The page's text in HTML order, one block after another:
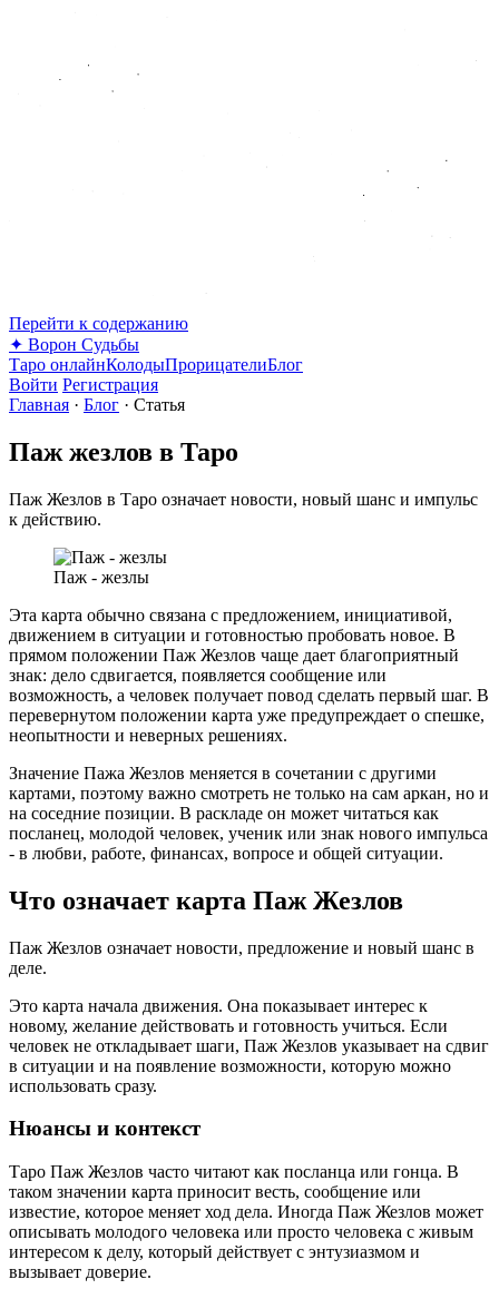
Перейти к содержанию
✦ Ворон Судьбы
Таро онлайнКолодыПрорицателиБлог
Войти Регистрация
Главная · Блог · Статья
Паж жезлов в Таро
Паж Жезлов в Таро означает новости, новый шанс и импульс
к действию.
Паж - жезлы
Эта карта обычно связана с предложением, инициативой,
движением в ситуации и готовностью пробовать новое. В
прямом положении Паж Жезлов чаще дает благоприятный
знак: дело сдвигается, появляется сообщение или
возможность, а человек получает повод сделать первый шаг. В
перевернутом положении карта уже предупреждает о спешке,
неопытности и неверных решениях.
Значение Пажа Жезлов меняется в сочетании с другими
картами, поэтому важно смотреть не только на сам аркан, но и
на соседние позиции. В раскладе он может читатьcя как
посланец, молодой человек, ученик или знак нового импульса
- в любви, работе, финансах, вопросе и общей ситуации.
Что означает карта Паж Жезлов
Паж Жезлов означает новости, предложение и новый шанс в
деле.
Это карта начала движения. Она показывает интерес к
новому, желание действовать и готовность учиться. Если
человек не откладывает шаги, Паж Жезлов указывает на сдвиг
в ситуации и на появление возможности, которую можно
использовать сразу.
Нюансы и контекст
Таро Паж Жезлов часто читают как посланца или гонца. В
таком значении карта приносит весть, сообщение или
известие, которое меняет ход дела. Иногда Паж Жезлов может
описывать молодого человека или просто человека с живым
интересом к делу, который действует с энтузиазмом и
вызывает доверие.